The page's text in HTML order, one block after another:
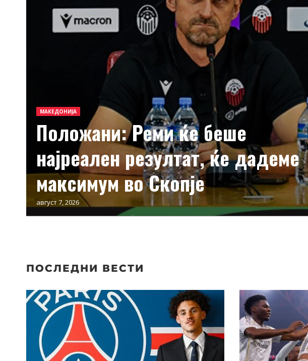
МАКЕДОНИЈА
Положани: Реми ќе беше
најреален резултат, ќе дадеме
максимум во Скопје
август 7, 2026
ПОСЛЕДНИ ВЕСТИ